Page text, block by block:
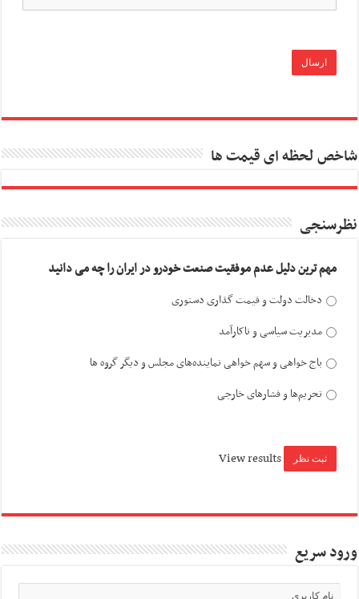
شاخص لحظه ای قیمت ها
نظرسنجی
مهم ترین دلیل عدم موفقیت صنعت خودرو در ایران را چه می دانید
دخالت دولت و قیمت گذاری دستوری
مدیریت سیاسی و ناکارآمد
باج خواهی و سهم خواهی نماینده‌های مجلس و دیگر گروه ها
تحریم‌ها و فشارهای خارجی
View results
ورود سریع